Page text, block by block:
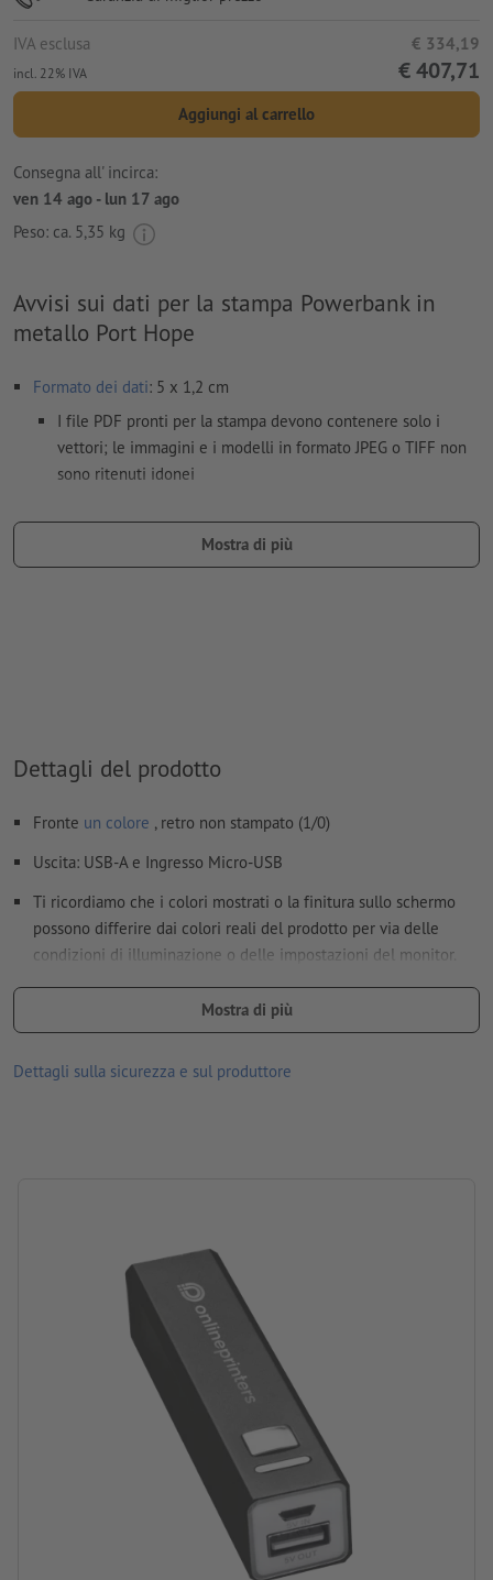
IVA esclusa € 334,19
incl. 22% IVA € 407,71
Aggiungi al carrello
Consegna all' incirca:
ven 14 ago - lun 17 ago
Peso: ca. 5,35 kg
Avvisi sui dati per la stampa Powerbank in
metallo Port Hope
Formato dei dati: 5 x 1,2 cm
I file PDF pronti per la stampa devono contenere solo i
vettori; le immagini e i modelli in formato JPEG o TIFF non
sono ritenuti idonei
il colore corrispondente.
denominazione del campo del colore: “Laser”
Non correggiamo
errori di ortografia e sintassi
Come si creano correttamente i dati di stampa?
Mostra di più
Dettagli del prodotto
Fronte un colore , retro non stampato (1/0)
Uscita: USB-A e Ingresso Micro-USB
Ti ricordiamo che i colori mostrati o la finitura sullo schermo
possono differire dai colori reali del prodotto per via delle
condizioni di illuminazione o delle impostazioni del monitor.
Informazioni: capacità 2.200 mAh, cavo ricarica USB
Materiale: alluminio
dimensioni: 9,5 x 2,1 x 2,2 cm
posizione di incisione: su un lato
Mostra di più
Dettagli sulla sicurezza e sul produttore